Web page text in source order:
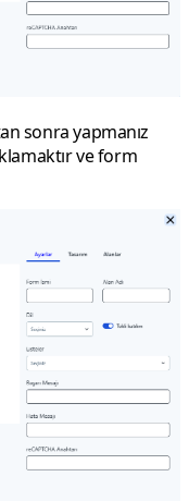
sonra yapmanız
ve form